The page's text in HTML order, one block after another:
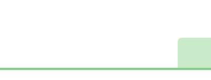
よくある質問
利用規約